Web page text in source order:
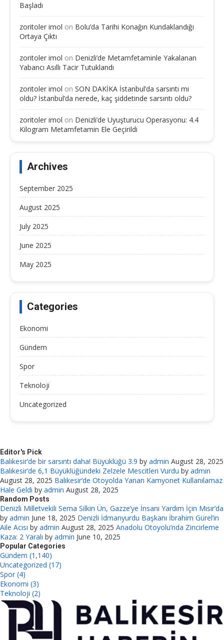
Başladı
zoritoler imol on Bolu’da Tarihi Konağın Kundaklandığı
Ortaya Çıktı
zoritoler imol on Denizli’de Metamfetaminle Yakalanan
Yabancı Asıllı Tacir Tutuklandı
zoritoler imol on SON DAKİKA İstanbul’da sarsıntı mi
oldu? İstanbul’da nerede, kaç şiddetinde sarsıntı oldu?
zoritoler imol on Denizli’de Uyuşturucu Operasyonu: 4.4
Kilogram Metamfetamin Ele Geçirildi
Archives
September 2025
August 2025
July 2025
June 2025
May 2025
Categories
Ekonomi
Gündem
Spor
Teknoloji
Uncategorized
Editor's Pick
Balıkesir’de bir sarsıntı daha! Büyüklüğü 3.9 by admin August 28, 2025
Balıkesir’de 6,1 Büyüklüğündeki Zelzele Mescitleri Vurdu by admin
August 28, 2025 Balıkesir’de Otoyolda Yanan Kamyonet Kullanılamaz
Hale Geldi by admin August 28, 2025
Random Posts
Denizli Milletvekili Sema Silkin Ün, Gazze’ye İnsani Yardım İçin Mısır’da
by admin June 18, 2025 Denizli İdmanyurdu Başkanı İbrahim Gürel’in
Aile Acısı by admin August 28, 2025 Anadolu Otoyolu’nda Zincirleme
Kaza: 2 Yaralı by admin June 10, 2025
Popular Categories
Gündem (1,140)
Uncategorized (17)
Spor (4)
Ekonomi (3)
Teknoloji (2)